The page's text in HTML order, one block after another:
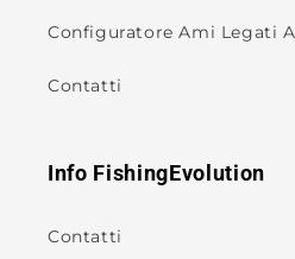
Configuratore Ami Legati
Contatti
Info FishingEvolution
Contatti